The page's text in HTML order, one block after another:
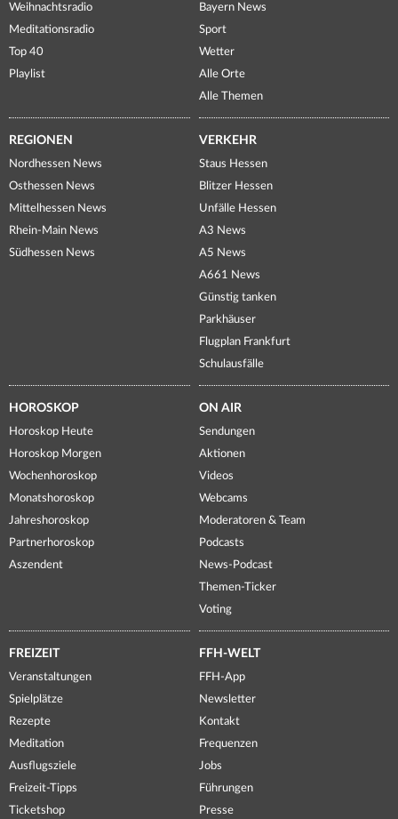
Weihnachtsradio
Meditationsradio
Top 40
Playlist
Bayern News
Sport
Wetter
Alle Orte
Alle Themen
REGIONEN
Nordhessen News
Osthessen News
Mittelhessen News
Rhein-Main News
Südhessen News
VERKEHR
Staus Hessen
Blitzer Hessen
Unfälle Hessen
A3 News
A5 News
A661 News
Günstig tanken
Parkhäuser
Flugplan Frankfurt
Schulausfälle
HOROSKOP
Horoskop Heute
Horoskop Morgen
Wochenhoroskop
Monatshoroskop
Jahreshoroskop
Partnerhoroskop
Aszendent
ON AIR
Sendungen
Aktionen
Videos
Webcams
Moderatoren & Team
Podcasts
News-Podcast
Themen-Ticker
Voting
FREIZEIT
Veranstaltungen
Spielplätze
Rezepte
Meditation
Ausflugsziele
Freizeit-Tipps
Ticketshop
FFH-WELT
FFH-App
Newsletter
Kontakt
Frequenzen
Jobs
Führungen
Presse